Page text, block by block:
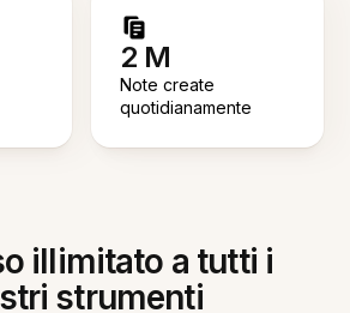
2 M
Note create
quotidianamente
illimitato a tutti i
strumenti